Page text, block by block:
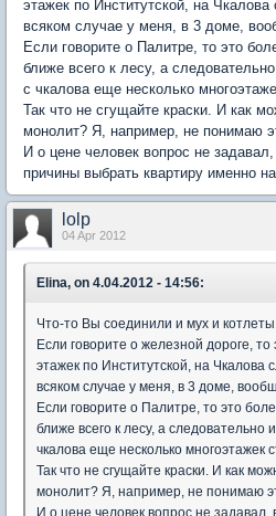
этажек по Институтской, на
всяком случае у меня, в 3 доме,
Если говорите о Палитре, то это
ближе всего к лесу, а
с чкалова еще несколько
Так что не сгущайте краски. И как
монолит? Я, например, не понимаю
И о цене человек вопрос не
причины выбрать квартиру именно на
lolp
04 Apr 2012
Elina, on 4.04.2012 - 14:56:
Что-то Вы соединили и мух и котлеты.
Если говорите о железной дороге,
этажек по Институтской, на
всяком случае у меня, в 3 доме,
Если говорите о Палитре, то это
ближе всего к лесу, а следовательно
чкалова еще несколько многоэтажек
Так что не сгущайте краски. И как
монолит? Я, например, не понимаю
И о цене человек вопрос не задавал,